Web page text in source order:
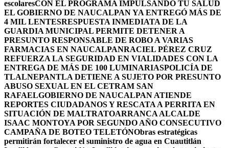
escolaresCON EL PROGRAMA IMPULSANDO TU SALUD
EL GOBIERNO DE NAUCALPAN YA ENTREGÓ MÁS DE
4 MIL LENTESRESPUESTA INMEDIATA DE LA
GUARDIA MUNICIPAL PERMITE DETENER A
PRESUNTO RESPONSABLE DE ROBO A VARIAS
FARMACIAS EN NAUCALPANRACIEL PÉREZ CRUZ
REFUERZA LA SEGURIDAD EN VIALIDADES CON LA
ENTREGA DE MÁS DE 100 LUMINARIASPOLICÍA DE
TLALNEPANTLA DETIENE A SUJETO POR PRESUNTO
ABUSO SEXUAL EN EL CETRAM SAN
RAFAELGOBIERNO DE NAUCALPAN ATIENDE
REPORTES CIUDADANOS Y RESCATA A PERRITA EN
SITUACIÓN DE MALTRATOARRANCA ALCALDE
ISAAC MONTOYA POR SEGUNDO AÑO CONSECUTIVO
CAMPAÑA DE BOTEO TELETÓNObras estratégicas
permitirán fortalecer el suministro de agua en Cuautitlán